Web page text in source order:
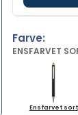
Farve:
ENSFARVET
Ensfarvet sort